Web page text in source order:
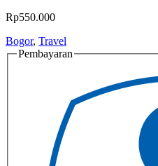
Rp550.000
Bogor, Travel
Pembayaran